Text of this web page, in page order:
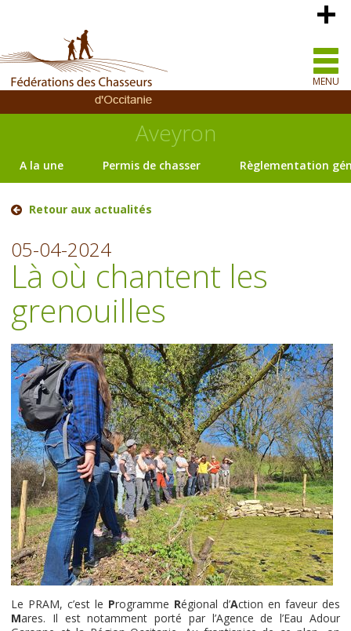
MENU
Aveyron
A la une Permis de chasser Règlementation
Retour aux actualités
05-04-2024
Là où chantent les
grenouilles
Le PRAM, c’est le Programme Régional d’Action en faveur des
Mares. Il est notamment porté par l’Agence de l’Eau Adour